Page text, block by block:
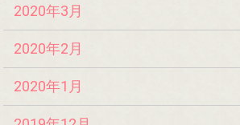
2020年3月
2020年2月
2020年1月